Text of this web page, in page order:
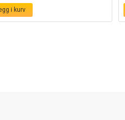
i kurv